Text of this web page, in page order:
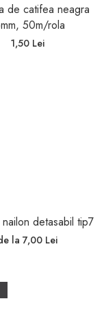
de catifea neagra
50m/rola
1,50 Lei
nailon detasabil tip7
la 7,00 Lei